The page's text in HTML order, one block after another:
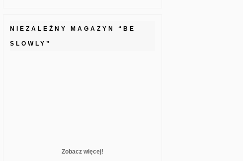
NIEZALEŻNY MAGAZYN “BE
SLOWLY”
Zobacz więcej!